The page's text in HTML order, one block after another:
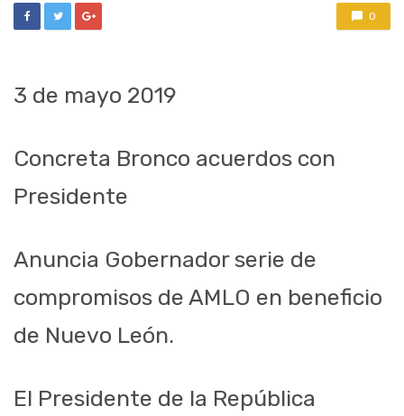
0
3 de mayo 2019
Concreta Bronco acuerdos con
Presidente
Anuncia Gobernador serie de
compromisos de AMLO en beneficio
de Nuevo León.
El Presidente de la República